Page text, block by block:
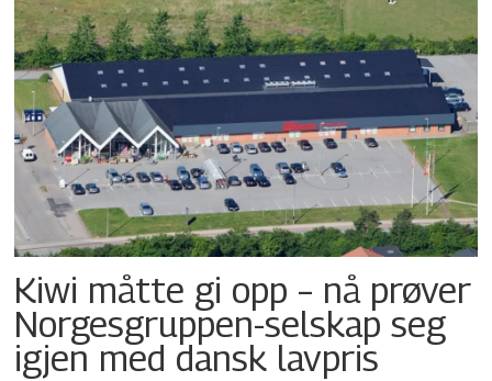
Kiwi måtte gi opp – nå prøver
Norgesgruppen-selskap seg
igjen med dansk lavpris